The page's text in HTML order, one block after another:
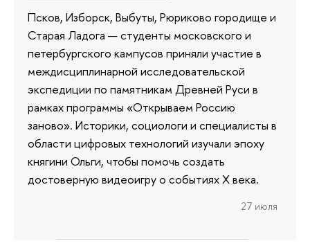
Псков, Изборск, Выбуты, Рюриково городище и
Старая Ладога — студенты московского и
петербургского кампусов приняли участие в
междисциплинарной исследовательской
экспедиции по памятникам Древней Руси в
рамках программы «Открываем Россию
заново». Историки, социологи и специалисты в
области цифровых технологий изучали эпоху
княгини Ольги, чтобы помочь создать
достоверную видеоигру о событиях X века.
27 июля